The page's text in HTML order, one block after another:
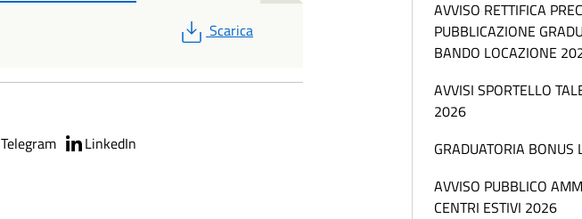
PDF
Scarica
Telegram LinkedIn
AVVISO RETTIFICA
PUBBLICAZIONE
BANDO LOCAZIONE
AVVISI SPORTELLO
2026
GRADUATORIA
AVVISO PUBBLICO
CENTRI ESTIVI 2026